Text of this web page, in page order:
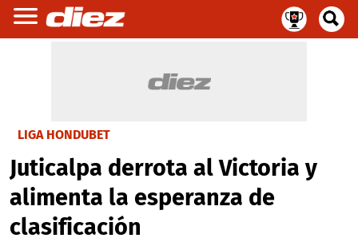
LIGA HONDUBET
Juticalpa derrota al Victoria y
alimenta la esperanza de
clasificación